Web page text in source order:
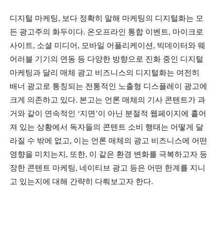
디지털 마케팅, 보다 정확히 말해 마케팅의 디지털화는 모
든 광고주의 화두이다. 온오프라인 통합 이벤트, 마이크로
사이트, 소셜 미디어, 모바일 어플리케이션, 빅데이터와 웨
어러블 기기의 연동 등 다양한 방향으로 진화 중인 디지털
마케팅과 달리 매체 광고 비즈니스의 디지털화는 여전히
배너 광고로 통칭되는 전통적인 노출형 디스플레이 광고에
크게 의존하고 있다. 본고는 언론 매체의 기사 콘텐트가 과
거와 같이 연속적인 ‘지면’이 아닌 분절적 웹페이지에 흩어
져 있는 상황에서 독자들의 콘텐트 소비 행태는 어떻게 달
라질 수 밖에 없고, 이는 언론 매체의 광고 비즈니스에 어떤
영향을 미치는지, 또한, 이 같은 환경 변화를 극복하고자 등
장한 콘텐트 마케팅, 네이티브 광고 등은 어떤 한계를 지니
고 있는지에 대해 간략히 다뤄보고자 한다.